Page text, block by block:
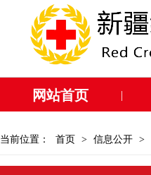
网站首页 |
当前位置： 首页 > 信息公开 >